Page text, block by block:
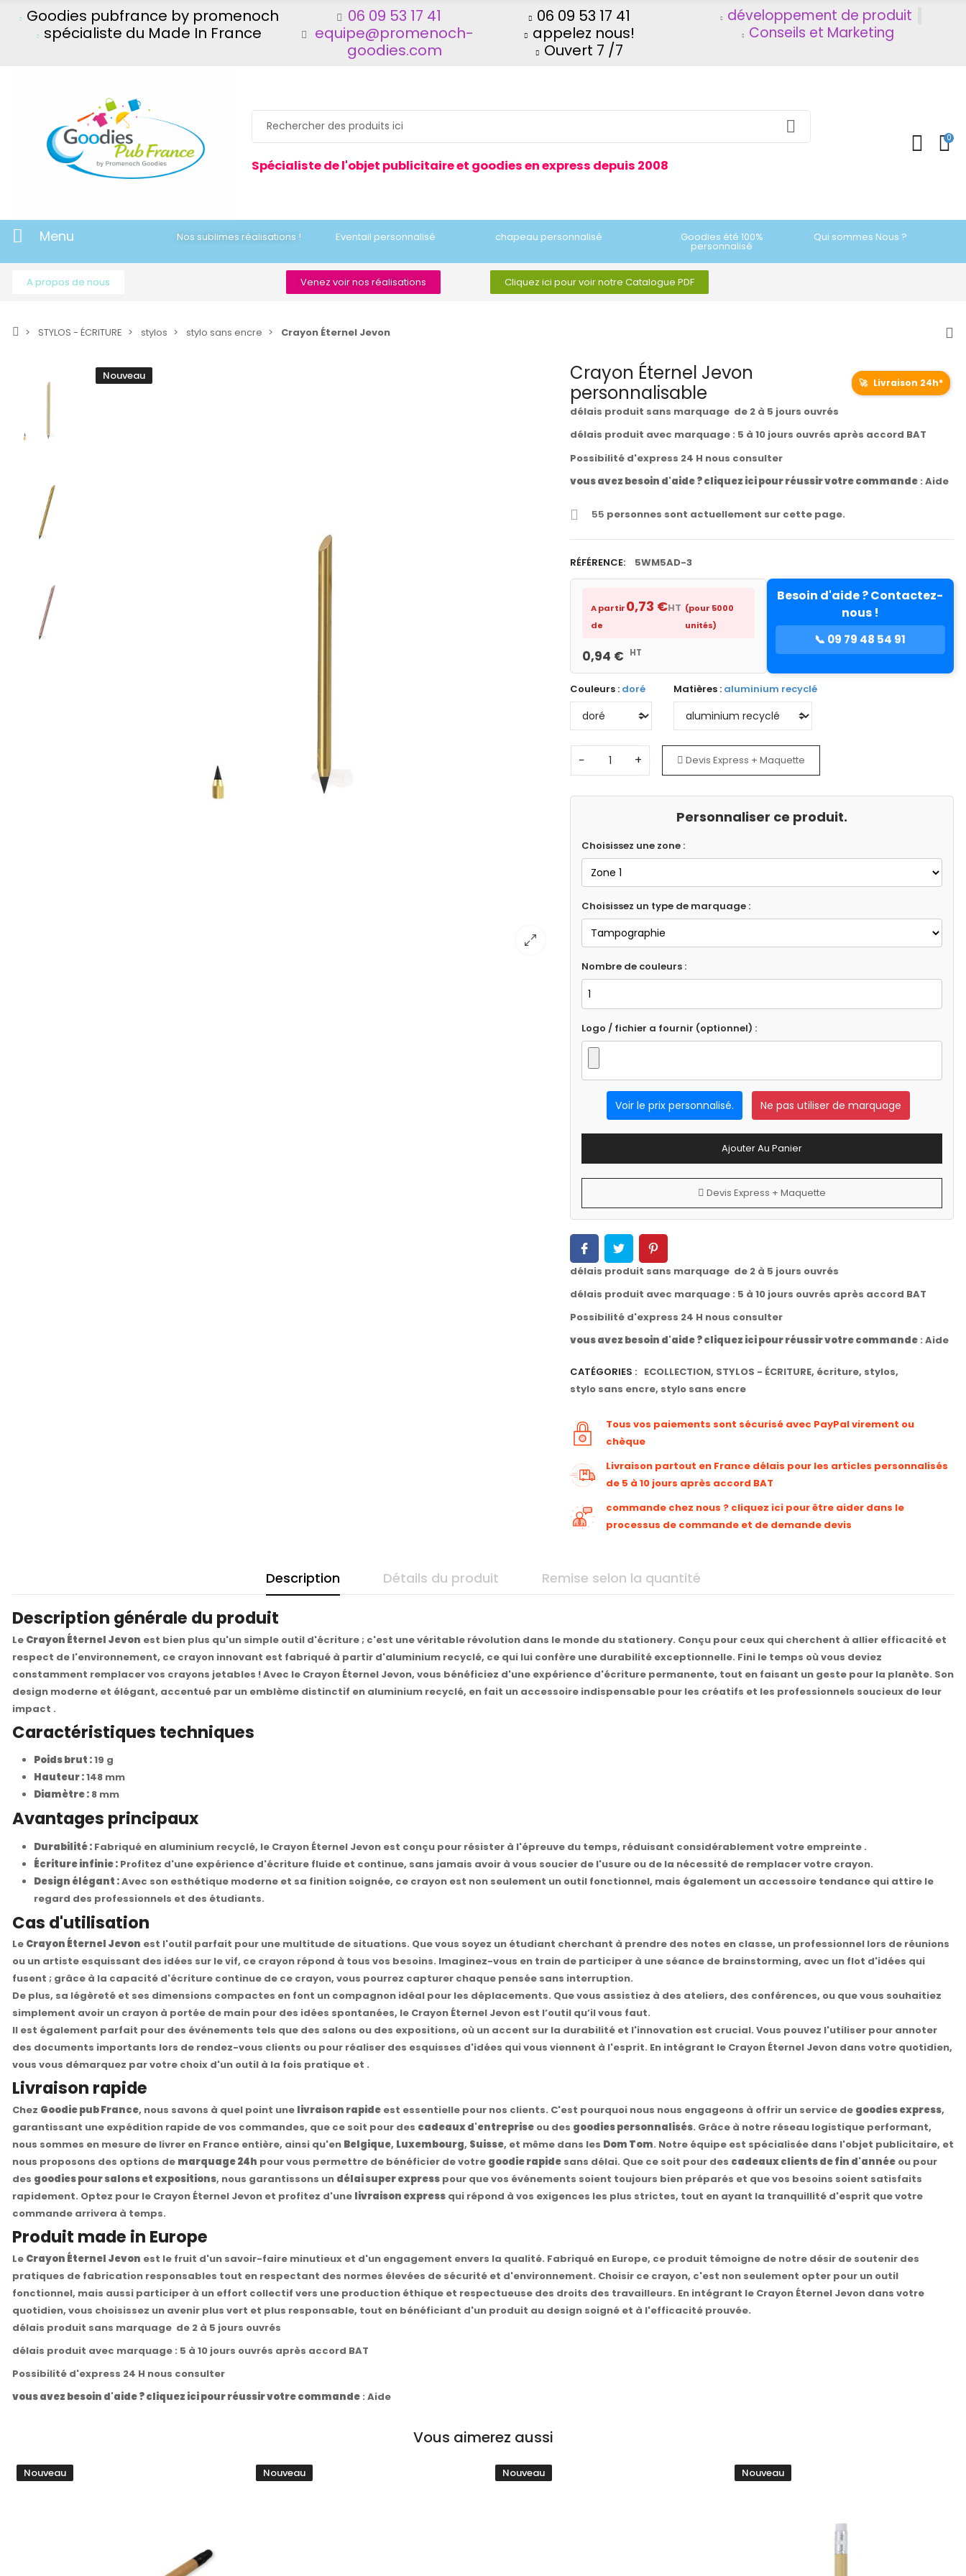
Goodies pubfrance by promenoch
spécialiste du Made In France
06 09 53 17 41
equipe@promenoch-
goodies.com
06 09 53 17 41
appelez nous!
Ouvert 7 /7
développement de produit
Conseils et Marketing
Spécialiste de l'objet publicitaire et goodies en express depuis 2008
0
Menu Nos sublimes réalisations ! Eventail personnalisé chapeau personnalisé Goodies été 100%
personnalisé
Qui sommes Nous ?
A propos de nous Venez voir nos réalisations Cliquez ici pour voir notre Catalogue PDF
STYLOS - ÉCRITURE stylos stylo sans encre Crayon Éternel Jevon
Nouveau
Crayon Éternel Jevon
personnalisable
🚀 Livraison 24h*
délais produit sans marquage de 2 à 5 jours ouvrés
délais produit avec marquage : 5 à 10 jours ouvrés après accord BAT
Possibilité d'express 24 H nous consulter
vous avez besoin d'aide ? cliquez ici pour réussir votre commande: Aide
55 personnes sont actuellement sur cette page.
RÉFÉRENCE: 5WM5AD-3
A partir
de
0,73 €HT (pour 5000
unités)
0,94 € HT
Besoin d'aide ? Contactez-
nous !
📞 09 79 48 54 91
Couleurs : doré Matières : aluminium recyclé
− + Devis Express + Maquette
Personnaliser ce produit.
Choisissez une zone :
Choisissez un type de marquage :
Nombre de couleurs :
Logo / fichier a fournir (optionnel) :
Voir le prix personnalisé. Ne pas utiliser de marquage
Ajouter Au Panier
Devis Express + Maquette
délais produit sans marquage de 2 à 5 jours ouvrés
délais produit avec marquage : 5 à 10 jours ouvrés après accord BAT
Possibilité d'express 24 H nous consulter
vous avez besoin d'aide ? cliquez ici pour réussir votre commande: Aide
CATÉGORIES : ECOLLECTION, STYLOS - ÉCRITURE, écriture, stylos,
stylo sans encre, stylo sans encre
Tous vos paiements sont sécurisé avec PayPal virement ou
chèque
Livraison partout en France délais pour les articles personnalisés
de 5 à 10 jours après accord BAT
commande chez nous ? cliquez ici pour être aider dans le
processus de commande et de demande devis
Description Détails du produit Remise selon la quantité
Description générale du produit
Le Crayon Éternel Jevon est bien plus qu'un simple outil d'écriture ; c'est une véritable révolution dans le monde du stationery. Conçu pour ceux qui cherchent à allier efficacité et
respect de l'environnement, ce crayon innovant est fabriqué à partir d'aluminium recyclé, ce qui lui confère une durabilité exceptionnelle. Fini le temps où vous deviez
constamment remplacer vos crayons jetables ! Avec le Crayon Éternel Jevon, vous bénéficiez d'une expérience d'écriture permanente, tout en faisant un geste pour la planète. Son
design moderne et élégant, accentué par un emblème distinctif en aluminium recyclé, en fait un accessoire indispensable pour les créatifs et les professionnels soucieux de leur
impact .
Caractéristiques techniques
Poids brut :19 g
Hauteur :148 mm
Diamètre : 8 mm
Avantages principaux
Durabilité : Fabriqué en aluminium recyclé, le Crayon Éternel Jevon est conçu pour résister à l'épreuve du temps, réduisant considérablement votre empreinte .
Écriture infinie : Profitez d'une expérience d'écriture fluide et continue, sans jamais avoir à vous soucier de l'usure ou de la nécessité de remplacer votre crayon.
Design élégant :Avec son esthétique moderne et sa finition soignée, ce crayon est non seulement un outil fonctionnel, mais également un accessoire tendance qui attire le
regard des professionnels et des étudiants.
Cas d'utilisation
Le Crayon Éternel Jevon est l'outil parfait pour une multitude de situations. Que vous soyez un étudiant cherchant à prendre des notes en classe, un professionnel lors de réunions
ou un artiste esquissant des idées sur le vif, ce crayon répond à tous vos besoins. Imaginez-vous en train de participer à une séance de brainstorming, avec un flot d'idées qui
fusent ; grâce à la capacité d'écriture continue de ce crayon, vous pourrez capturer chaque pensée sans interruption.
De plus, sa légèreté et ses dimensions compactes en font un compagnon idéal pour les déplacements. Que vous assistiez à des ateliers, des conférences, ou que vous souhaitiez
simplement avoir un crayon à portée de main pour des idées spontanées, le Crayon Éternel Jevon est l’outil qu’il vous faut.
Il est également parfait pour des événements tels que des salons ou des expositions, où un accent sur la durabilité et l'innovation est crucial. Vous pouvez l'utiliser pour annoter
des documents importants lors de rendez-vous clients ou pour réaliser des esquisses d'idées qui vous viennent à l'esprit. En intégrant le Crayon Éternel Jevon dans votre quotidien,
vous vous démarquez par votre choix d'un outil à la fois pratique et .
Livraison rapide
Chez Goodie pub France, nous savons à quel point une livraison rapide est essentielle pour nos clients. C'est pourquoi nous nous engageons à offrir un service de goodies express,
garantissant une expédition rapide de vos commandes, que ce soit pour des cadeaux d'entreprise ou des goodies personnalisés. Grâce à notre réseau logistique performant,
nous sommes en mesure de livrer en France entière, ainsi qu'en Belgique, Luxembourg, Suisse, et même dans les Dom Tom. Notre équipe est spécialisée dans l'objet publicitaire, et
nous proposons des options de marquage 24h pour vous permettre de bénéficier de votre goodie rapide sans délai. Que ce soit pour des cadeaux clients de fin d'année ou pour
des goodies pour salons et expositions, nous garantissons un délai super express pour que vos événements soient toujours bien préparés et que vos besoins soient satisfaits
rapidement. Optez pour le Crayon Éternel Jevon et profitez d'une livraison express qui répond à vos exigences les plus strictes, tout en ayant la tranquillité d'esprit que votre
commande arrivera à temps.
Produit made in Europe
Le Crayon Éternel Jevon est le fruit d'un savoir-faire minutieux et d'un engagement envers la qualité. Fabriqué en Europe, ce produit témoigne de notre désir de soutenir des
pratiques de fabrication responsables tout en respectant des normes élevées de sécurité et d'environnement. Choisir ce crayon, c'est non seulement opter pour un outil
fonctionnel, mais aussi participer à un effort collectif vers une production éthique et respectueuse des droits des travailleurs. En intégrant le Crayon Éternel Jevon dans votre
quotidien, vous choisissez un avenir plus vert et plus responsable, tout en bénéficiant d'un produit au design soigné et à l'efficacité prouvée.
délais produit sans marquage de 2 à 5 jours ouvrés
délais produit avec marquage : 5 à 10 jours ouvrés après accord BAT
Possibilité d'express 24 H nous consulter
vous avez besoin d'aide ? cliquez ici pour réussir votre commande : Aide
Vous aimerez aussi
Nouveau Nouveau Nouveau Nouveau